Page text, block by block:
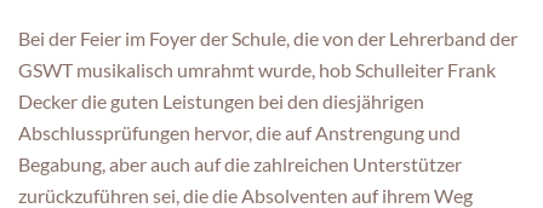
Bei der Feier im Foyer der Schule, die von der Lehrerband der
GSWT musikalisch umrahmt wurde, hob Schulleiter Frank
Decker die guten Leistungen bei den diesjährigen
Abschlussprüfungen hervor, die auf Anstrengung und
Begabung, aber auch auf die zahlreichen Unterstützer
zurückzuführen sei, die die Absolventen auf ihrem Weg